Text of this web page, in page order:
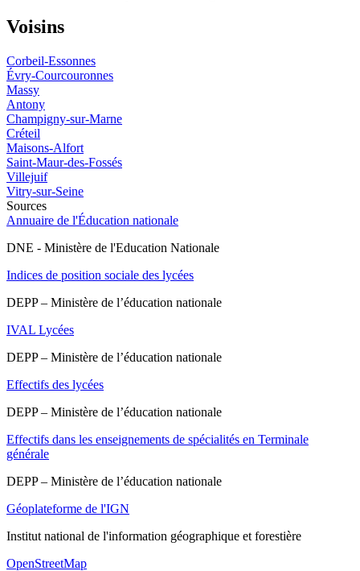
Voisins
Corbeil-Essonnes
Évry-Courcouronnes
Massy
Antony
Champigny-sur-Marne
Créteil
Maisons-Alfort
Saint-Maur-des-Fossés
Villejuif
Vitry-sur-Seine
Sources
Annuaire de l'Éducation nationale
DNE - Ministère de l'Education Nationale
Indices de position sociale des lycées
DEPP – Ministère de l’éducation nationale
IVAL Lycées
DEPP – Ministère de l’éducation nationale
Effectifs des lycées
DEPP – Ministère de l’éducation nationale
Effectifs dans les enseignements de spécialités en Terminale
générale
DEPP – Ministère de l’éducation nationale
Géoplateforme de l'IGN
Institut national de l'information géographique et forestière
OpenStreetMap